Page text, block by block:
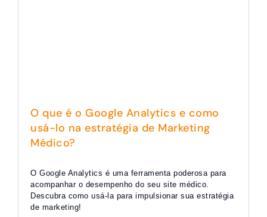
O que é o Google Analytics e como
usá-lo na estratégia de Marketing
Médico?
O Google Analytics é uma ferramenta poderosa para
acompanhar o desempenho do seu site médico.
Descubra como usá-la para impulsionar sua estratégia
de marketing!